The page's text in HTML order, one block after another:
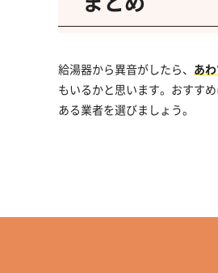
給湯器から異音がしたら、 あ
もいるかと思います。おすす
ある業者を選びましょう。